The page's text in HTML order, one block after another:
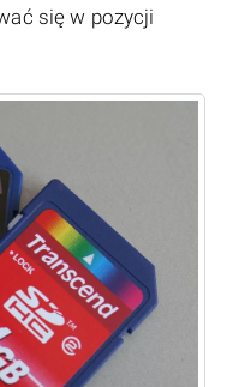
się w pozycji